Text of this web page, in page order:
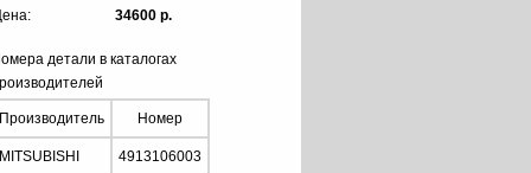
34600 р.
детали в каталогах
Производитель Номер
MITSUBISHI 4913106003